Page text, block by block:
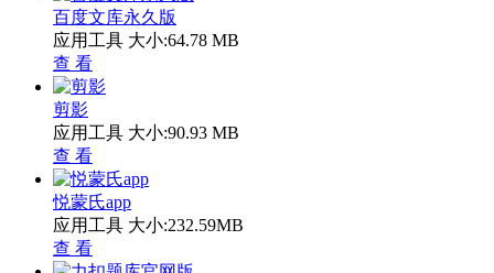
百度文库永久版
应用工具 大小:64.78 MB
查 看
剪影
应用工具 大小:90.93 MB
查 看
悦蒙氏app
应用工具 大小:232.59MB
查 看